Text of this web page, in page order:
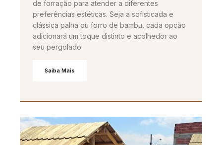
de forração para atender a diferentes
preferências estéticas. Seja a sofisticada e
clássica palha ou forro de bambu, cada opção
adicionará um toque distinto e acolhedor ao
seu pergolado
Saiba Mais